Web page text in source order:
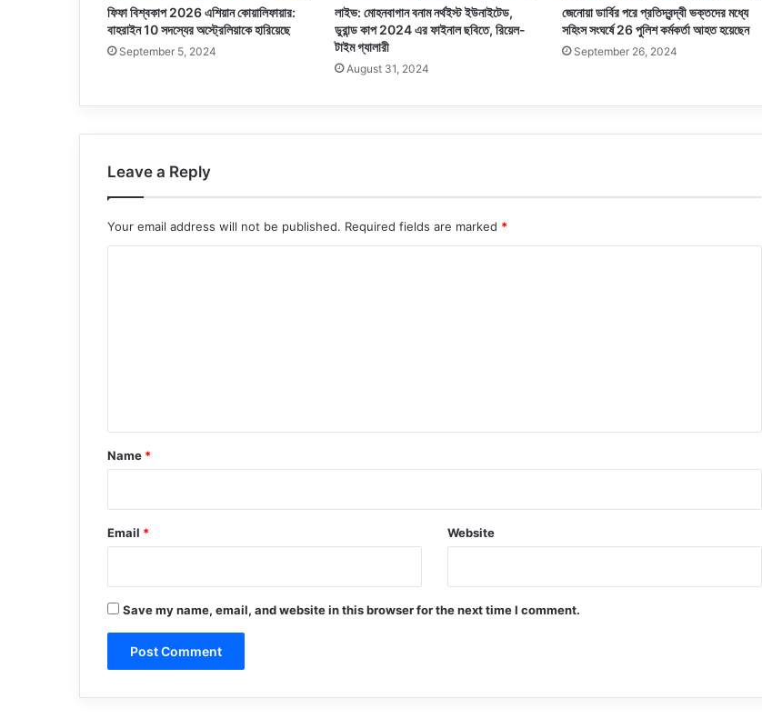
ফিফা বিশ্বকাপ 2026 এশিয়ান কোয়ালিফায়ার:
বাহরাইন 10 সদস্যের অস্ট্রেলিয়াকে হারিয়েছে
September 5, 2024
লাইভ: মোহনবাগান বনাম নর্থইস্ট ইউনাইটেড,
ডুরান্ড কাপ 2024 এর ফাইনাল ছবিতে, রিয়েল-
টাইম গ্যালারী
August 31, 2024
জেনোয়া ডার্বির পরে প্রতিদ্বন্দ্বী ভক্তদের মধ্যে
সহিংস সংঘর্ষে 26 পুলিশ কর্মকর্তা আহত হয়েছেন
September 26, 2024
Leave a Reply
Your email address will not be published. Required fields are marked *
*
Name *
Email * Website
Save my name, email, and website in this browser for the next time I comment.